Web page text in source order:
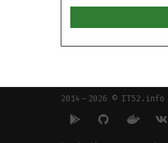
2014 — 2026 © IT52.info